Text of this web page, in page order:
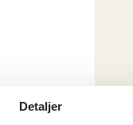
Detaljer